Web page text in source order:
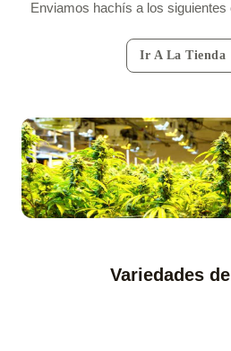
Enviamos hachís a los
Ir A La Tienda
Variedades